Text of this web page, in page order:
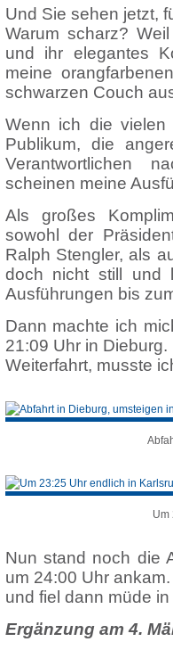
Und Sie sehen jetzt,
Warum scharz?
und ihr elegantes
meine
schwarzen Couch
Wenn ich die vielen
Publikum, die
Verantwortlichen
scheinen meine
Als großes
sowohl der
Ralph Stengler, als
doch nicht still und
Ausführungen bis
Dann machte ich
21:09 Uhr in
Weiterfahrt, musste
Um
Nun stand noch die
um 24:00 Uhr
und fiel dann müde
Ergänzung am 4.